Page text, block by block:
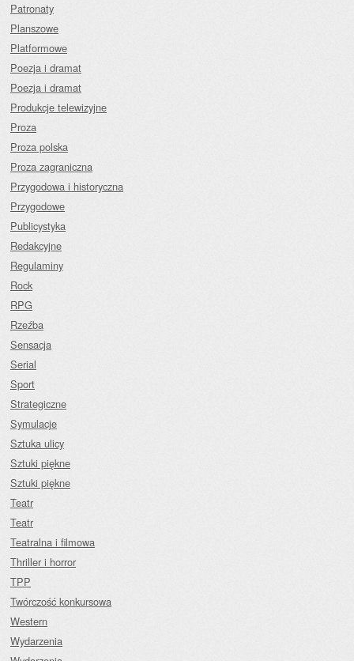
Patronaty
Planszowe
Platformowe
Poezja i dramat
Poezja i dramat
Produkcje telewizyjne
Proza
Proza polska
Proza zagraniczna
Przygodowa i historyczna
Przygodowe
Publicystyka
Redakcyjne
Regulaminy
Rock
RPG
Rzeźba
Sensacja
Serial
Sport
Strategiczne
Symulacje
Sztuka ulicy
Sztuki piękne
Sztuki piękne
Teatr
Teatr
Teatralna i filmowa
Thriller i horror
TPP
Twórczość konkursowa
Western
Wydarzenia